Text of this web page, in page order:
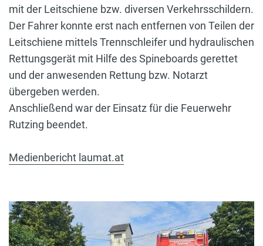
mit der Leitschiene bzw. diversen Verkehrsschildern.
Der Fahrer konnte erst nach entfernen von Teilen der
Leitschiene mittels Trennschleifer und hydraulischen
Rettungsgerät mit Hilfe des Spineboards gerettet
und der anwesenden Rettung bzw. Notarzt
übergeben werden.
Anschließend war der Einsatz für die Feuerwehr
Rutzing beendet.
Medienbericht laumat.at